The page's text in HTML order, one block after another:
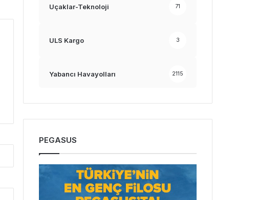
Uçaklar-Teknoloji 71
ULS Kargo 3
Yabancı Havayolları 2115
PEGASUS